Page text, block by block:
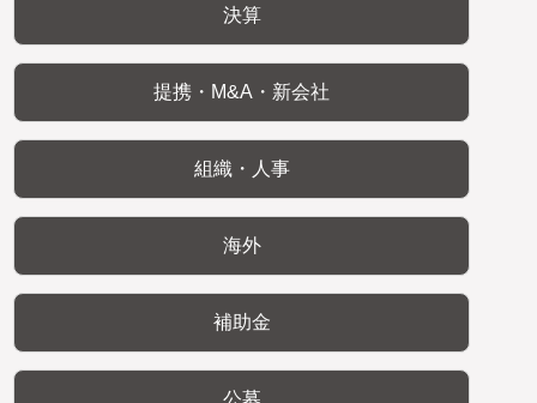
決算
提携・M&A・新会社
組織・人事
海外
補助金
公募